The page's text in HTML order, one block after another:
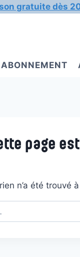
gratuite dès
ABONNEMENT
page
n’a été trouvé